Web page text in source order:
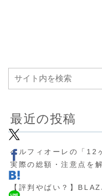
最近の投稿
ベルフィオーレの「12
実際の総額・注意点を解
【評判やばい？】